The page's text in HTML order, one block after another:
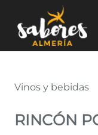
Rincón
Vinos y bebidas
RINCÓN